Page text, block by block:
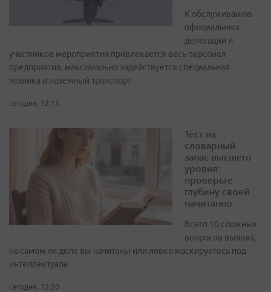
К обслуживанию
официальных
делегаций и
участников мероприятия привлекается весь персонал
предприятия, максимально задействуется специальная
техника и наземный транспорт
сегодня, 12:15
Тест на
словарный
запас высшего
уровня:
проверьте
глубину своей
начитанно
Всего 10 сложных
вопросов выявят,
на самом ли деле вы начитаны или ловко маскируетесь под
интеллектуала
сегодня, 12:20